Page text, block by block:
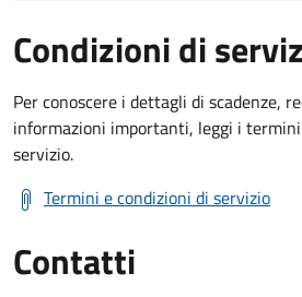
Condizioni di
Per conoscere i dettagli di scadenze,
informazioni importanti, leggi i
servizio.
Termini e condizioni di servizio
Contatti